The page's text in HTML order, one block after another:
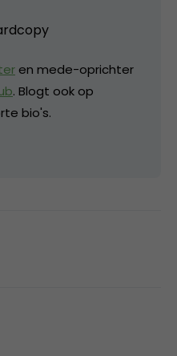
en mede-oprichter
. Blogt ook op
bio's.